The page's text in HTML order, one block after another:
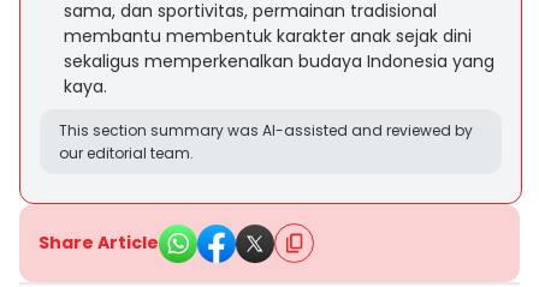
sama, dan sportivitas, permainan tradisional
membantu membentuk karakter anak sejak dini
sekaligus memperkenalkan budaya Indonesia yang
kaya.
This section summary was AI-assisted and reviewed by
our editorial team.
Share Article